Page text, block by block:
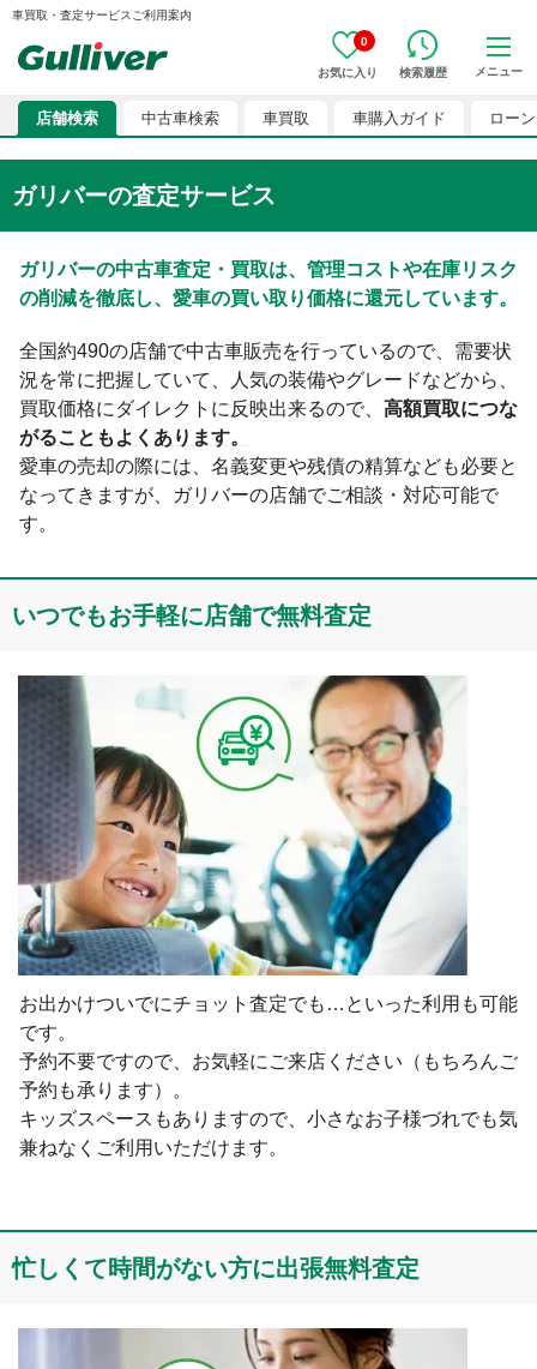
車買取・査定サービスご利用案内
0
お気に入り 検索履歴 メニュー
店舗検索 中古車検索 車買取 車購入ガイド ローン
ガリバーの査定サービス
ガリバーの中古車査定・買取は、管理コストや在庫リスク
の削減を徹底し、愛車の買い取り価格に還元しています。
全国約490の店舗で中古車販売を行っているので、需要状
況を常に把握していて、人気の装備やグレードなどから、
買取価格にダイレクトに反映出来るので、 高額買取につな
がることもよくあります。
愛車の売却の際には、名義変更や残債の精算なども必要と
なってきますが、ガリバーの店舗でご相談・対応可能で
す。
いつでもお⼿軽に店舗で無料査定
お出かけついでにチョット査定でも…といった利⽤も可能
です。
予約不要ですので、お気軽にご来店ください（もちろんご
予約も承ります）。
キッズスペースもありますので、⼩さなお⼦様づれでも気
兼ねなくご利⽤いただけます。
忙しくて時間がない⽅に出張無料査定